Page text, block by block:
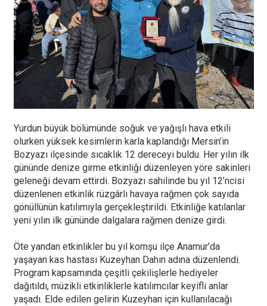
Yurdun büyük bölümünde soğuk ve yağışlı hava etkili
olurken yüksek kesimlerin karla kaplandığı Mersin’in
Bozyazı ilçesinde sıcaklık 12 dereceyi buldu. Her yılın ilk
gününde denize girme etkinliği düzenleyen yöre sakinleri
geleneği devam ettirdi. Bozyazı sahilinde bu yıl 12’ncisi
düzenlenen etkinlik rüzgârlı havaya rağmen çok sayıda
gönüllünün katılımıyla gerçekleştirildi. Etkinliğe katılanlar
yeni yılın ilk gününde dalgalara rağmen denize girdi.
Öte yandan etkinlikler bu yıl komşu ilçe Anamur’da
yaşayan kas hastası Kuzeyhan Dahın adına düzenlendi.
Program kapsamında çeşitli çekilişlerle hediyeler
dağıtıldı, müzikli etkinliklerle katılımcılar keyifli anlar
yaşadı. Elde edilen gelirin Kuzeyhan için kullanılacağı